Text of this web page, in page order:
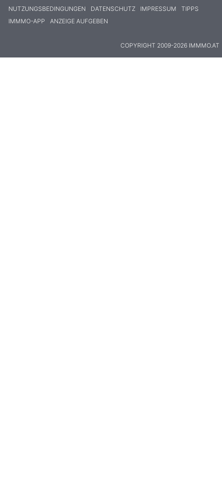
NUTZUNGSBEDINGUNGEN DATENSCHUTZ IMPRESSUM
TIPPS
IMMMO-APP
ANZEIGE AUFGEBEN
COPYRIGHT 2009-2026 IMMMO.AT